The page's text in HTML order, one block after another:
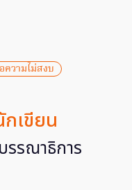
ความไม่สงบ
กเขียน
รรณาธิการ